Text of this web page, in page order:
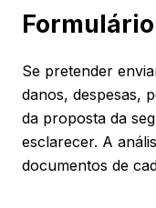
Se pretender
danos, despesas,
da proposta da
esclarecer. A
documentos de